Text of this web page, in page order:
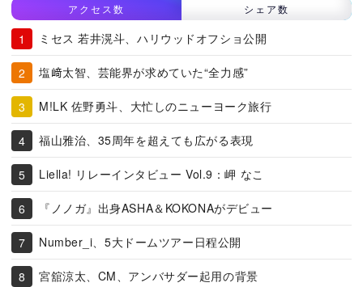
アクセス数 シェア数
ミセス 若井滉斗、ハリウッドオフショ公開
塩﨑太智、芸能界が求めていた“全力感”
M!LK 佐野勇斗、大忙しのニューヨーク旅行
福山雅治、35周年を超えても広がる表現
Liella! リレーインタビュー Vol.9：岬 なこ
『ノノガ』出身ASHA＆KOKONAがデビュー
Number_i、5大ドームツアー日程公開
宮舘涼太、CM、アンバサダー起用の背景